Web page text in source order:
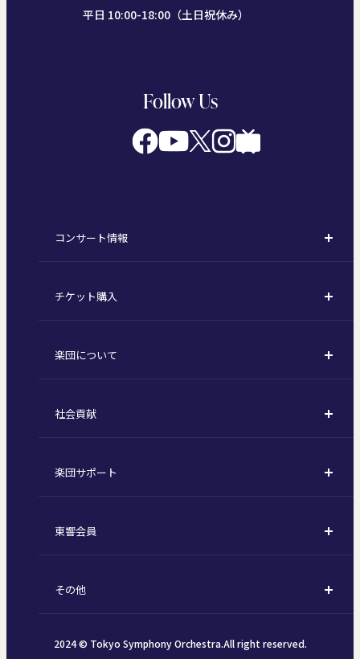
平日 10:00-18:00（土日祝休み）
Follow Us
コンサート情報
定期演奏会
東京オペラシティシリーズ
特別演奏会など
その他の公演
チケット購入
定期会員券 / セット券
1回券
楽団について
東京交響楽団とは
指揮者
東響コーラス
社会貢献
川崎市 - フランチャイズ
楽団サポート
ご芳名一覧
東響会員
その他
個人情報保護方針
2024 © Tokyo Symphony Orchestra.All right reserved.